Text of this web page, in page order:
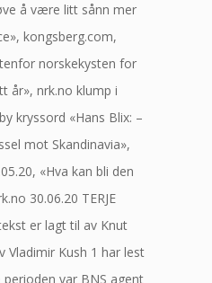
å være litt sånn mer
kongsberg.com,
norskekysten for
år», nrk.no klump i
kryssord «Hans Blix: –
mot Skandinavia»,
«Hva kan bli den
30.06.20 TERJE
er lagt til av Knut
Vladimir Kush 1 har lest
var BNS agent